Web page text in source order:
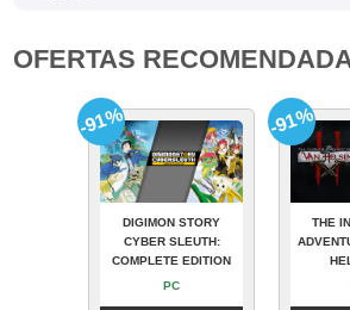
OFERTAS
DIGIMON STORY
CYBER SLEUTH:
COMPLETE EDITION
PC
-91%
THE
-91%